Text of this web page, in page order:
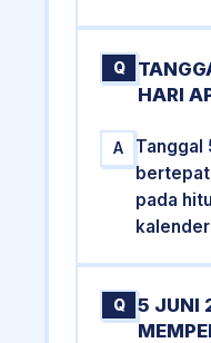
Q
HARI
A
Tanggal
pada
Q
5 JUNI